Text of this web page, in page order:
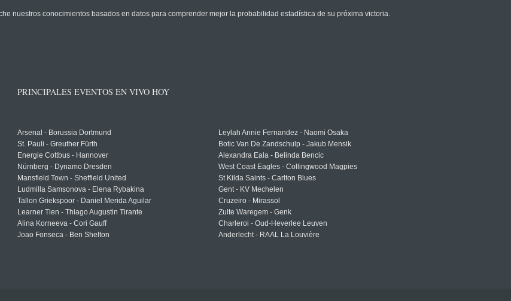
nuestros conocimientos basados en datos para comprender mejor la probabilidad estadística de su próxima victoria.
PRINCIPALES EVENTOS EN VIVO HOY
Arsenal - Borussia Dortmund
St. Pauli - Greuther Fürth
Energie Cottbus - Hannover
Nürnberg - Dynamo Dresden
Mansfield Town - Sheffield United
Ludmilla Samsonova - Elena Rybakina
Tallon Griekspoor - Daniel Merida Aguilar
Learner Tien - Thiago Augustin Tirante
Alina Korneeva - Cori Gauff
Joao Fonseca - Ben Shelton
Leylah Annie Fernandez - Naomi Osaka
Botic Van De Zandschulp - Jakub Mensik
Alexandra Eala - Belinda Bencic
West Coast Eagles - Collingwood Magpies
St Kilda Saints - Carlton Blues
Gent - KV Mechelen
Cruzeiro - Mirassol
Zulte Waregem - Genk
Charleroi - Oud-Heverlee Leuven
Anderlecht - RAAL La Louvière